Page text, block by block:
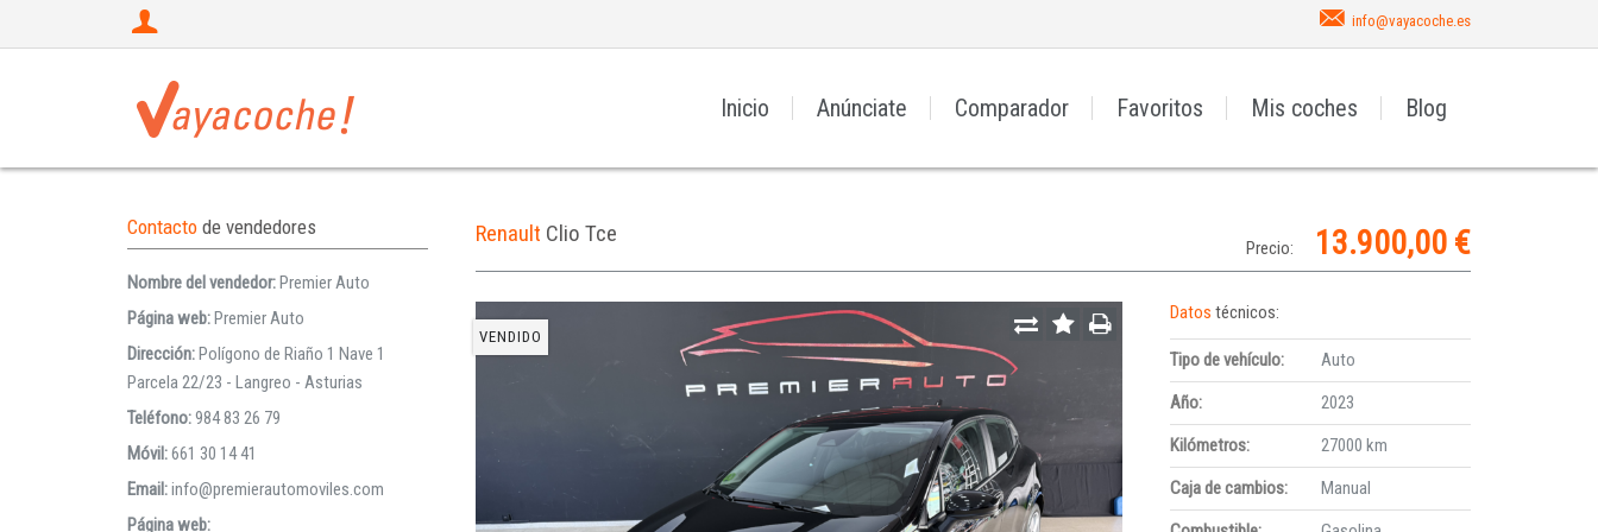
info@vayacoche.es
Inicio Anúnciate Comparador Favoritos Mis coches Blog
Renault Clio Tce
Precio: 13.900,00 €
VENDIDO
Datostécnicos:
Tipo de vehículo:
Auto
Año:
2023
Kilómetros:
27000 km
Caja de cambios:
Manual
Contacto de vendedores
Nombre del vendedor:Premier Auto
Página web:Premier Auto
Dirección:Polígono de Riaño 1 Nave 1
Parcela 22/23 - Langreo - Asturias
Teléfono:984 83 26 79
Móvil:661 30 14 41
Email:info@premierautomoviles.com
Página web: